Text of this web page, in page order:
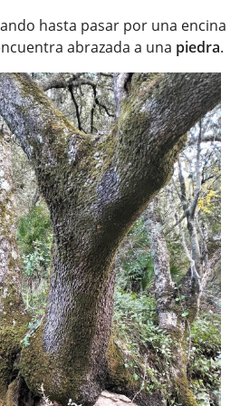
hasta pasar por una encina
abrazada a una piedra.